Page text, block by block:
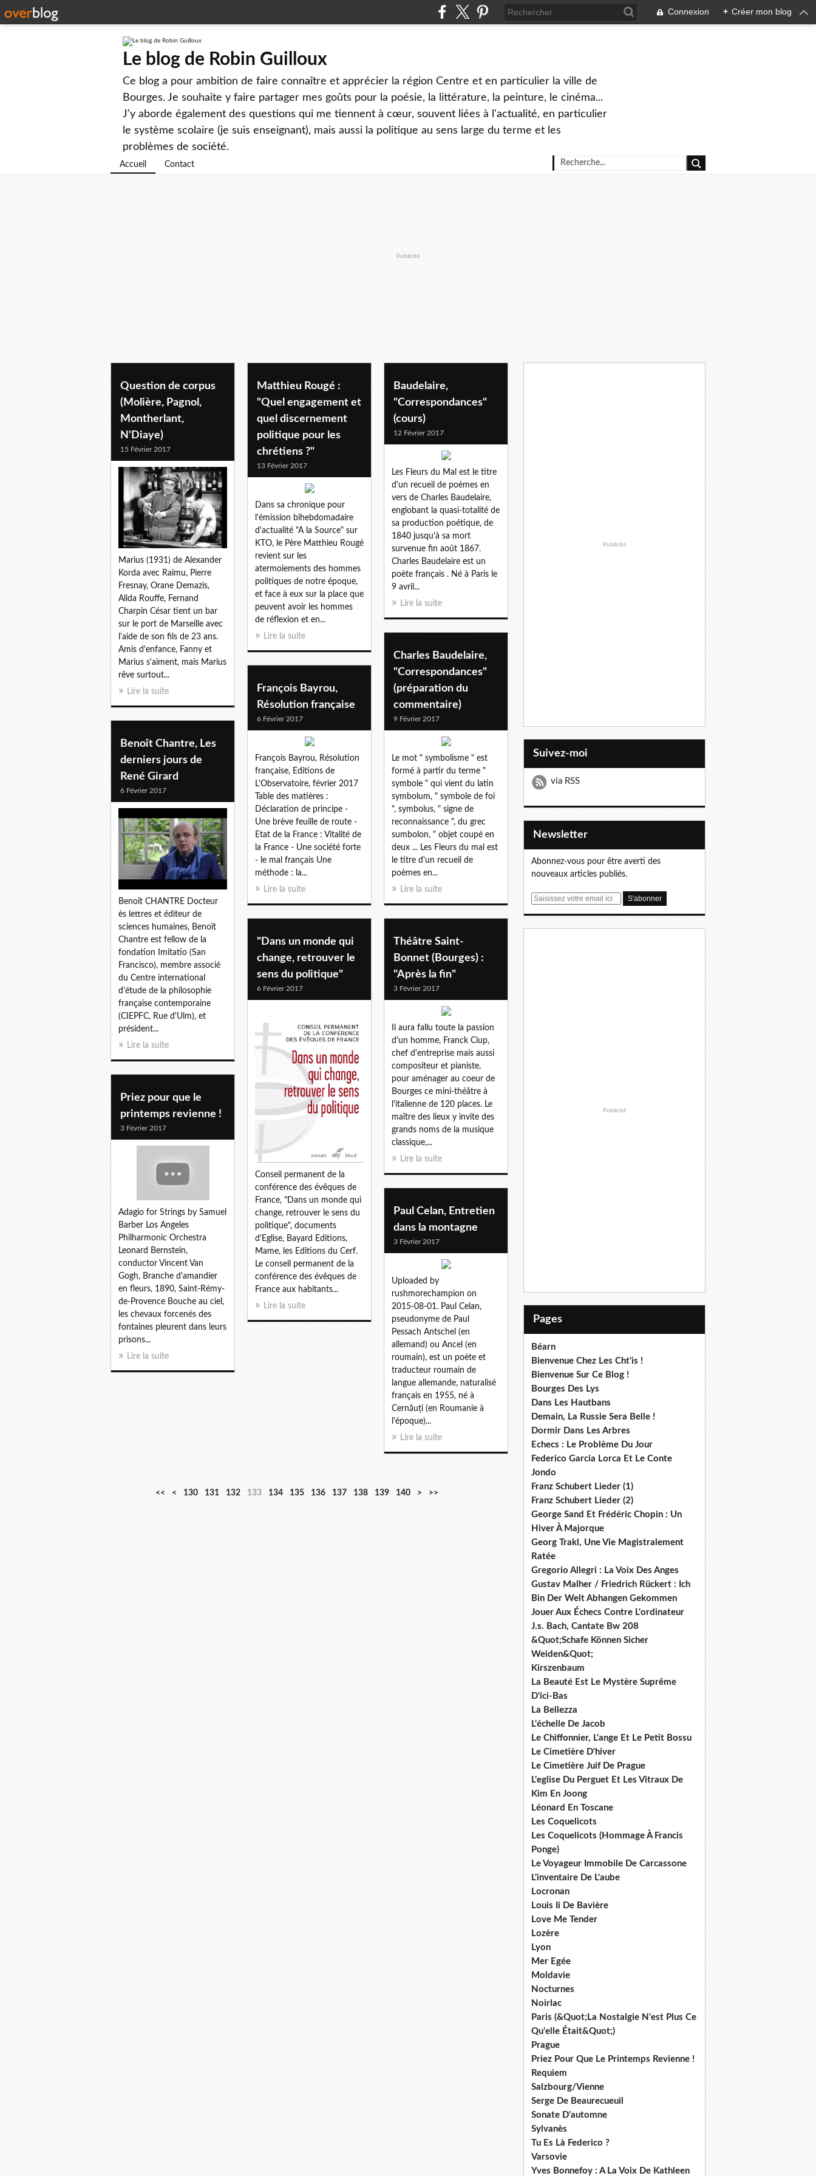
Connexion + Créer mon blog
Le blog de Robin Guilloux
Ce blog a pour ambition de faire connaître et apprécier la région Centre et en particulier la ville de
Bourges. Je souhaite y faire partager mes goûts pour la poésie, la littérature, la peinture, le cinéma...
J'y aborde également des questions qui me tiennent à cœur, souvent liées à l'actualité, en particulier
le système scolaire (je suis enseignant), mais aussi la politique au sens large du terme et les
problèmes de société.
Accueil Contact
Publicité
Question de corpus
(Molière, Pagnol,
Montherlant,
N'Diaye)
15 Février 2017
Marius (1931) de Alexander
Korda avec Raimu, Pierre
Fresnay, Orane Demazis,
Alida Rouffe, Fernand
Charpin César tient un bar
sur le port de Marseille avec
l'aide de son fils de 23 ans.
Amis d'enfance, Fanny et
Marius s'aiment, mais Marius
rêve surtout...
Lire la suite
Matthieu Rougé :
"Quel engagement et
quel discernement
politique pour les
chrétiens ?"
13 Février 2017
Dans sa chronique pour
l'émission bihebdomadaire
d'actualité "A la Source" sur
KTO, le Père Matthieu Rougé
revient sur les
atermoiements des hommes
politiques de notre époque,
et face à eux sur la place que
peuvent avoir les hommes
de réflexion et en...
Lire la suite
Baudelaire,
"Correspondances"
(cours)
12 Février 2017
Les Fleurs du Mal est le titre
d'un recueil de poèmes en
vers de Charles Baudelaire,
englobant la quasi-totalité de
sa production poétique, de
1840 jusqu'à sa mort
survenue fin août 1867.
Charles Baudelaire est un
poète français . Né à Paris le
9 avril...
Lire la suite
Charles Baudelaire,
"Correspondances"
(préparation du
commentaire)
9 Février 2017
Le mot " symbolisme " est
formé à partir du terme "
symbole " qui vient du latin
symbolum, " symbole de foi
", symbolus, " signe de
reconnaissance ", du grec
sumbolon, " objet coupé en
deux ... Les Fleurs du mal est
le titre d'un recueil de
poèmes en...
Lire la suite
François Bayrou,
Résolution française
6 Février 2017
François Bayrou, Résolution
française, Editions de
L'Observatoire, février 2017
Table des matières :
Déclaration de principe -
Une brève feuille de route -
Etat de la France : Vitalité de
la France - Une société forte
- le mal français Une
méthode : la...
Lire la suite
Benoît Chantre, Les
derniers jours de
René Girard
6 Février 2017
Benoît CHANTRE Docteur
ès lettres et éditeur de
sciences humaines, Benoît
Chantre est fellow de la
fondation Imitatio (San
Francisco), membre associé
du Centre international
d'étude de la philosophie
française contemporaine
(CIEPFC, Rue d'Ulm), et
président...
Lire la suite
"Dans un monde qui
change, retrouver le
sens du politique"
6 Février 2017
Conseil permanent de la
conférence des évêques de
France, "Dans un monde qui
change, retrouver le sens du
politique", documents
d'Eglise, Bayard Editions,
Mame, les Editions du Cerf.
Le conseil permanent de la
conférence des évêques de
France aux habitants...
Lire la suite
Théâtre Saint-
Bonnet (Bourges) :
"Après la fin"
3 Février 2017
Il aura fallu toute la passion
d'un homme, Franck Ciup,
chef d'entreprise mais aussi
compositeur et pianiste,
pour aménager au coeur de
Bourges ce mini-théâtre à
l'italienne de 120 places. Le
maître des lieux y invite des
grands noms de la musique
classique,...
Lire la suite
Priez pour que le
printemps revienne !
3 Février 2017
Adagio for Strings by Samuel
Barber Los Angeles
Philharmonic Orchestra
Leonard Bernstein,
conductor Vincent Van
Gogh, Branche d'amandier
en fleurs, 1890, Saint-Rémy-
de-Provence Bouche au ciel,
les chevaux forcenés des
fontaines pleurent dans leurs
prisons...
Lire la suite
Paul Celan, Entretien
dans la montagne
3 Février 2017
Uploaded by
rushmorechampion on
2015-08-01. Paul Celan,
pseudonyme de Paul
Pessach Antschel (en
allemand) ou Ancel (en
roumain), est un poète et
traducteur roumain de
langue allemande, naturalisé
français en 1955, né à
Cernăuți (en Roumanie à
l'époque)...
Lire la suite
<< <
1
1
1
130 131 132 133 134 135 136 137 138 139 140
1
1
1
1
1
2
3
> >>
Publicité
Suivez-moi
via RSS
Newsletter
Abonnez-vous pour être averti des
nouveaux articles publiés.
E
Publicité
Pages
Béarn
Bienvenue Chez Les Cht'is !
Bienvenue Sur Ce Blog !
Bourges Des Lys
Dans Les Hautbans
Demain, La Russie Sera Belle !
Dormir Dans Les Arbres
Echecs : Le Problème Du Jour
Federico Garcia Lorca Et Le Conte
Jondo
Franz Schubert Lieder (1)
Franz Schubert Lieder (2)
George Sand Et Frédéric Chopin : Un
Hiver À Majorque
Georg Trakl, Une Vie Magistralement
Ratée
Gregorio Allegri : La Voix Des Anges
Gustav Malher / Friedrich Rückert : Ich
Bin Der Welt Abhangen Gekommen
Jouer Aux Échecs Contre L'ordinateur
J.s. Bach, Cantate Bw 208
&Quot;Schafe Können Sicher
Weiden&Quot;
Kirszenbaum
La Beauté Est Le Mystère Suprême
D'ici-Bas
La Bellezza
L'échelle De Jacob
Le Chiffonnier, L'ange Et Le Petit Bossu
Le Cimetière D'hiver
Le Cimetière Juif De Prague
L'eglise Du Perguet Et Les Vitraux De
Kim En Joong
Léonard En Toscane
Les Coquelicots
Les Coquelicots (Hommage À Francis
Ponge)
Le Voyageur Immobile De Carcassone
L'inventaire De L'aube
Locronan
Louis Ii De Bavière
Love Me Tender
Lozère
Lyon
Mer Egée
Moldavie
Nocturnes
Noirlac
Paris (&Quot;La Nostalgie N'est Plus Ce
Qu'elle Était&Quot;)
Prague
Priez Pour Que Le Printemps Revienne !
Requiem
Salzbourg/Vienne
Serge De Beaurecueuil
Sonate D'automne
Sylvanès
Tu Es Là Federico ?
Varsovie
Yves Bonnefoy : A La Voix De Kathleen